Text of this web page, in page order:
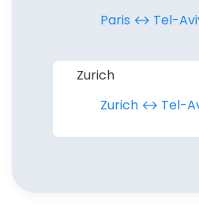
Paris ↔︎ Tel-
Zurich
Zurich ↔︎ Tel-